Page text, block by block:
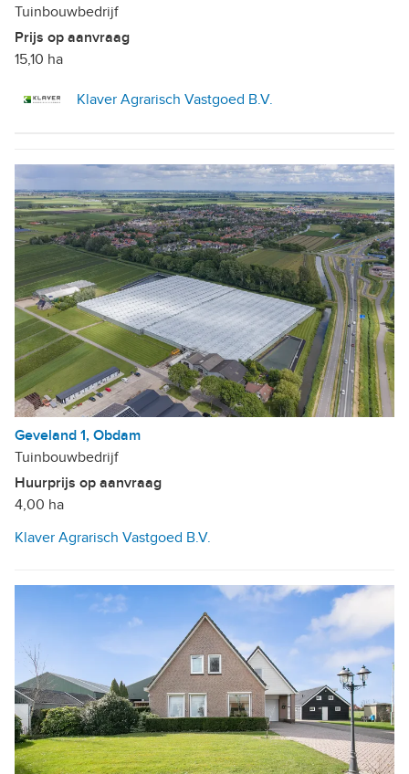
Tuinbouwbedrijf
Prijs op aanvraag
15,10 ha
Klaver Agrarisch Vastgoed B.V.
Geveland 1, Obdam
Tuinbouwbedrijf
Huurprijs op aanvraag
4,00 ha
Klaver Agrarisch Vastgoed B.V.